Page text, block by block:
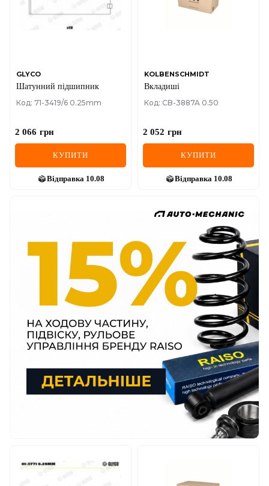
GLYCO
Шатунний підшипник
Код: 71-3419/6 0.25mm
2 066 грн
КУПИТИ
Відправка 10.08
KOLBENSCHMIDT
Вкладиші
Код: CB-3887A 0.50
2 052 грн
КУПИТИ
Відправка 10.08